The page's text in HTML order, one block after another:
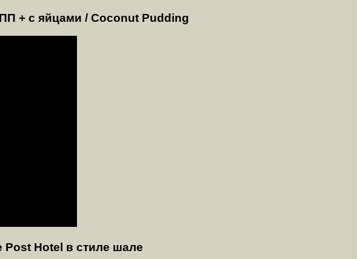
+ с яйцами / Coconut Pudding
Post Hotel в стиле шале